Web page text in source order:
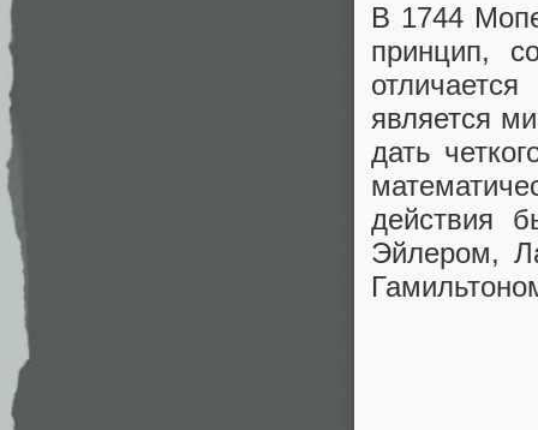
В 1744
принцип,
является
дать
действия
Эйлером,